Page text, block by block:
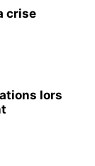
crise
lors